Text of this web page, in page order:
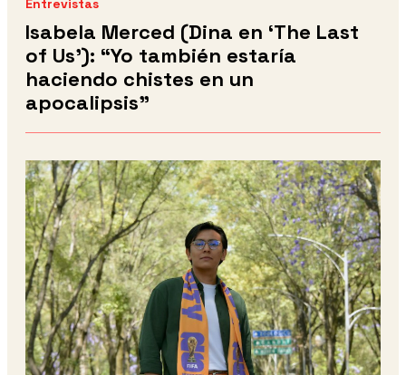
Entrevistas
Isabela Merced (Dina en ‘The Last
of Us’): “Yo también estaría
haciendo chistes en un
apocalipsis”